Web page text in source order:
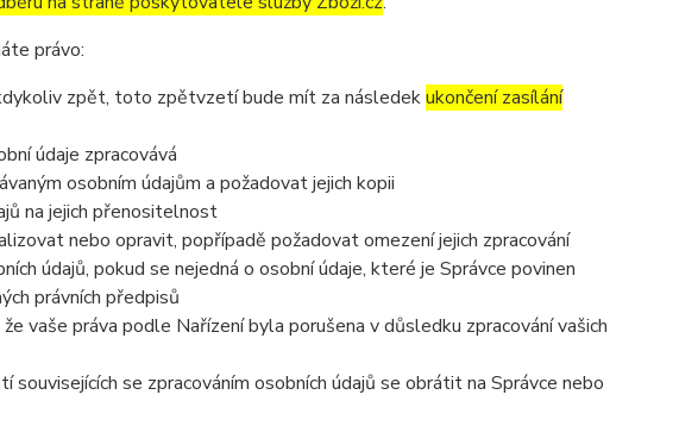
právo:
zpět, toto zpětvzetí bude mít za následekukončení zasílání
údaje zpracovává
osobním údajům a požadovat jejich kopii
na jejich přenositelnost
nebo opravit, popřípadě požadovat omezení jejich zpracování
údajů, pokud se nejedná o osobní údaje, které je Správce povinen
právních předpisů
vaše práva podle Nařízení byla porušena v důsledku zpracování vašich
se zpracováním osobních údajů se obrátit na Správce nebo